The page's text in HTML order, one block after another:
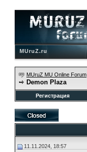
MUruZ.ru
MUruZ MU Online Forum
Demon Plaza
Регистрация
11.11.2024, 18:57